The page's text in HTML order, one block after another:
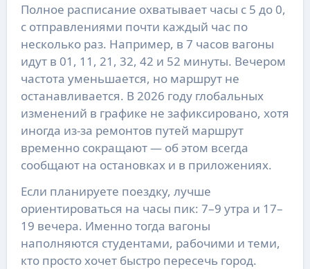
Полное расписание охватывает часы с 5 до 0,
с отправлениями почти каждый час по
несколько раз. Например, в 7 часов вагоны
идут в 01, 11, 21, 32, 42 и 52 минуты. Вечером
частота уменьшается, но маршрут не
останавливается. В 2026 году глобальных
изменений в графике не зафиксировано, хотя
иногда из-за ремонтов путей маршрут
временно сокращают — об этом всегда
сообщают на остановках и в приложениях.
Если планируете поездку, лучше
ориентироваться на часы пик: 7–9 утра и 17–
19 вечера. Именно тогда вагоны
наполняются студентами, рабочими и теми,
кто просто хочет быстро пересечь город.